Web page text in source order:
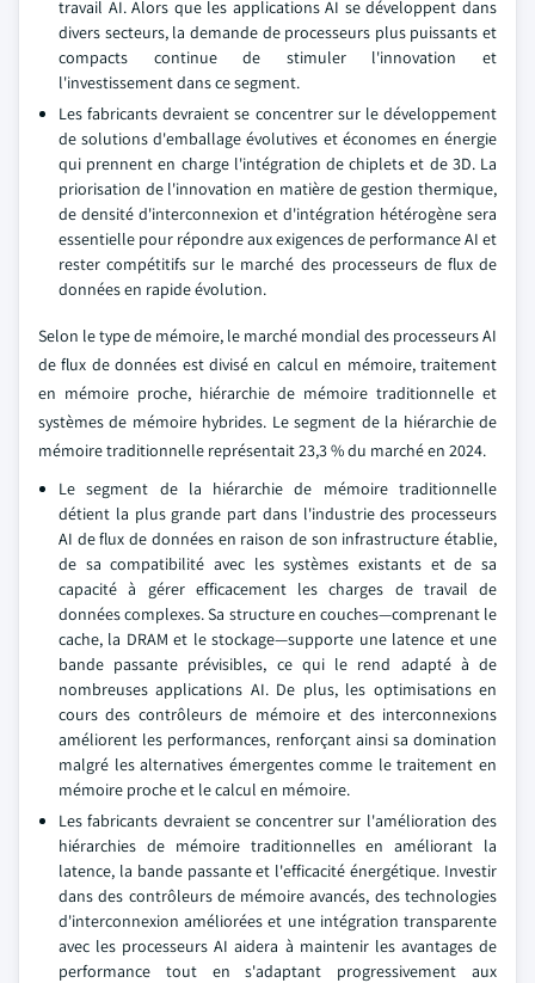
travail AI. Alors que les applications AI se développent dans
divers secteurs, la demande de processeurs plus puissants et
compacts continue de stimuler l'innovation et
l'investissement dans ce segment.
Les fabricants devraient se concentrer sur le développement
de solutions d'emballage évolutives et économes en énergie
qui prennent en charge l'intégration de chiplets et de 3D. La
priorisation de l'innovation en matière de gestion thermique,
de densité d'interconnexion et d'intégration hétérogène sera
essentielle pour répondre aux exigences de performance AI et
rester compétitifs sur le marché des processeurs de flux de
données en rapide évolution.
Selon le type de mémoire, le marché mondial des processeurs AI
de flux de données est divisé en calcul en mémoire, traitement
en mémoire proche, hiérarchie de mémoire traditionnelle et
systèmes de mémoire hybrides. Le segment de la hiérarchie de
mémoire traditionnelle représentait 23,3 % du marché en 2024.
Le segment de la hiérarchie de mémoire traditionnelle
détient la plus grande part dans l'industrie des processeurs
AI de flux de données en raison de son infrastructure établie,
de sa compatibilité avec les systèmes existants et de sa
capacité à gérer efficacement les charges de travail de
données complexes. Sa structure en couches—comprenant le
cache, la DRAM et le stockage—supporte une latence et une
bande passante prévisibles, ce qui le rend adapté à de
nombreuses applications AI. De plus, les optimisations en
cours des contrôleurs de mémoire et des interconnexions
améliorent les performances, renforçant ainsi sa domination
malgré les alternatives émergentes comme le traitement en
mémoire proche et le calcul en mémoire.
Les fabricants devraient se concentrer sur l'amélioration des
hiérarchies de mémoire traditionnelles en améliorant la
latence, la bande passante et l'efficacité énergétique. Investir
dans des contrôleurs de mémoire avancés, des technologies
d'interconnexion améliorées et une intégration transparente
avec les processeurs AI aidera à maintenir les avantages de
performance tout en s'adaptant progressivement aux